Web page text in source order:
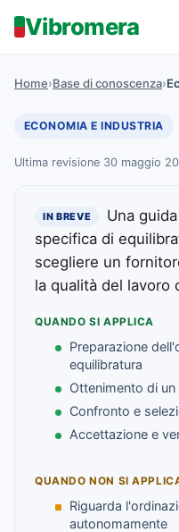
Vibromera
Home›Base di conoscenza›
ECONOMIA E INDUSTRIA
Ultima revisione 30 maggio
IN BREVE
Una
specifica di
scegliere un
la qualità del lavoro
QUANDO SI APPLICA
Preparazione
equilibratura
Ottenimento di
Confronto e
Accettazione e
QUANDO NON SI
Riguarda
autonomamente